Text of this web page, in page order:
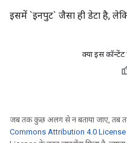
इसमें `इनपुट` जैसा ही डेटा है,
क्या इस
जब तक कुछ अलग से न बताया जाए, तब
Commons Attribution 4.0 License